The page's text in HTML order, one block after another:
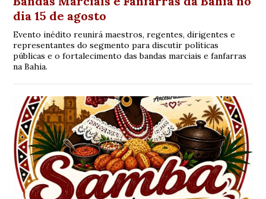
dia 15 de agosto
Evento inédito reunirá maestros, regentes, dirigentes e
representantes do segmento para discutir políticas
públicas e o fortalecimento das bandas marciais e fanfarras
na Bahia.